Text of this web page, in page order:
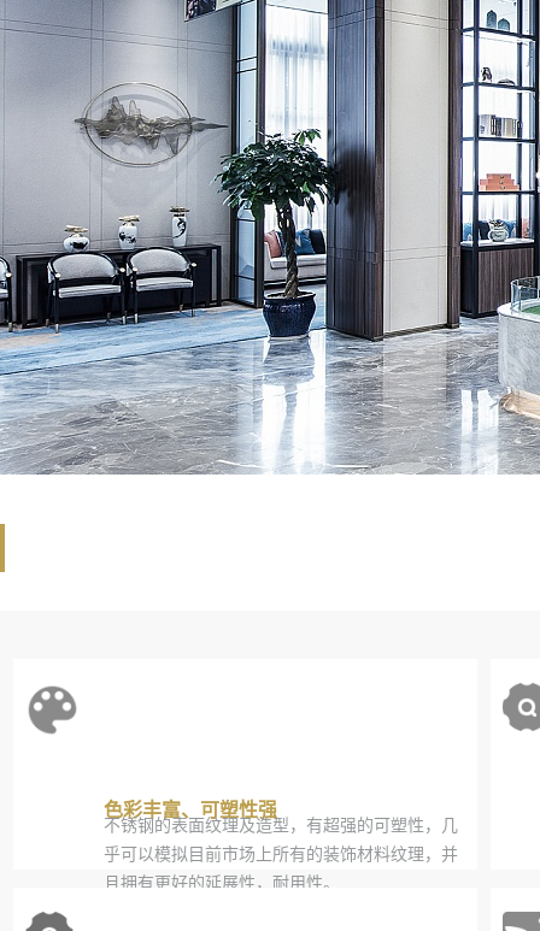
色彩丰富、可塑性强
不锈钢的表面纹理及造型，有超强的可塑性，几
乎可以模拟目前市场上所有的装饰材料纹理，并
且拥有更好的延展性，耐用性。